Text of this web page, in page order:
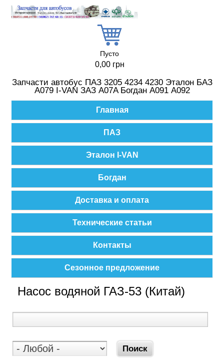
Пусто
0,00 грн
Запчасти автобус ПАЗ 3205 4234 4230 Эталон БАЗ
А079 I-VAN ЗАЗ A07A Богдан А091 А092
Главная
ПАЗ
Эталон I-VAN
Богдан
Доставка и оплата
Технические статьи
Контакты
Сезонное предложение
Насос водяной ГАЗ-53 (Китай)